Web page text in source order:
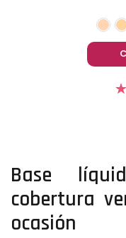
Base
cobertura
ocasión